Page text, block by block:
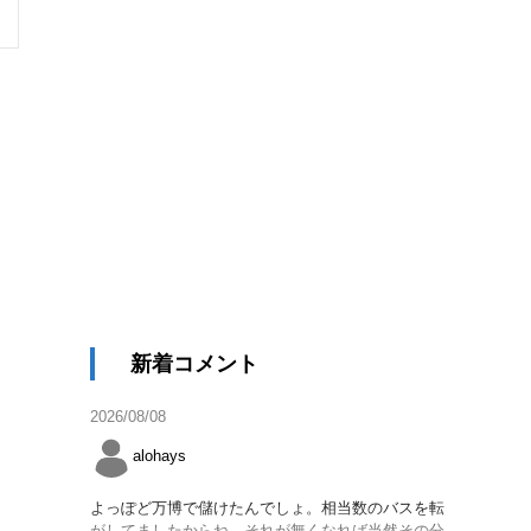
新着コメント
2026/08/08
alohays
よっぽど万博で儲けたんでしょ。相当数のバスを転